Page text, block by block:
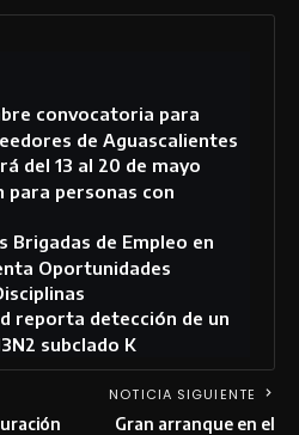
convocatoria para
de Aguascalientes
del 13 al 20 de mayo
para personas con
Brigadas de Empleo en
Oportunidades
reporta detección de un
subclado K
NOTICIA SIGUIENTE
Gran arranque en el